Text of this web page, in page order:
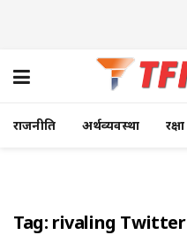
राजनीति अर्थव्यवस्था रक्षा
Tag: rivaling Twitter